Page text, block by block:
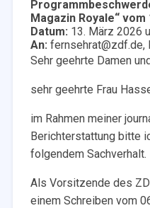
Magazin Royale“
Datum: 13. März 2026
An: fernsehrat@zdf.de,
Sehr geehrte Damen
sehr geehrte Frau
im Rahmen meiner
Berichterstattung bitte
folgendem Sachverhalt.
Als Vorsitzende des
einem Schreiben vom